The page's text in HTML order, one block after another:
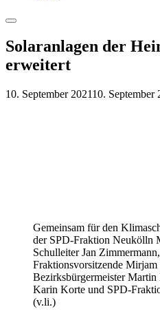
Menu
Solaranlagen der
erweitert
10. September 202110. September
Gemeinsam für den
der SPD-Fraktion Neukölln
Schulleiter Jan
Fraktionsvorsitzende
Bezirksbürgermeister
Karin Korte und SPD-
(v.li.)